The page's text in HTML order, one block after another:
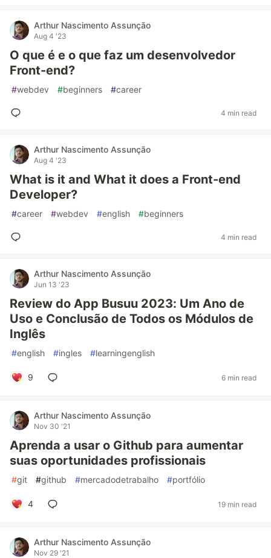
Arthur Nascimento Assunção
Aug 4 '23
O que é e o que faz um desenvolvedor
Front-end?
#webdev #beginners #career
4 min read
Arthur Nascimento Assunção
Aug 4 '23
What is it and What it does a Front-end
Developer?
#career #webdev #english #beginners
4 min read
Arthur Nascimento Assunção
Jun 13 '23
Review do App Busuu 2023: Um Ano de
Uso e Conclusão de Todos os Módulos de
Inglês
#english #ingles #learningenglish
9 6 min read
Arthur Nascimento Assunção
Nov 30 '21
Aprenda a usar o Github para aumentar
suas oportunidades profissionais
#git #github #mercadodetrabalho #portfólio
4 19 min read
Arthur Nascimento Assunção
Nov 29 '21